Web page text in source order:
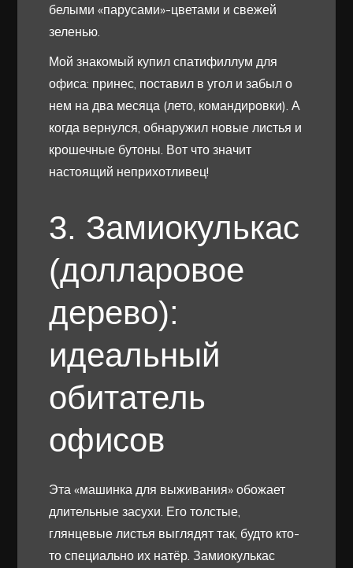
белыми «парусами»-цветами и свежей
зеленью.
Мой знакомый купил спатифиллум для
офиса: принес, поставил в угол и забыл о
нем на два месяца (лето, командировки). А
когда вернулся, обнаружил новые листья и
крошечные бутоны. Вот что значит
настоящий неприхотливец!
3. Замиокулькас
(долларовое
дерево):
идеальный
обитатель
офисов
Эта «машинка для выживания» обожает
длительные засухи. Его толстые,
глянцевые листья выглядят так, будто кто-
то специально их натёр. Замиокулькас